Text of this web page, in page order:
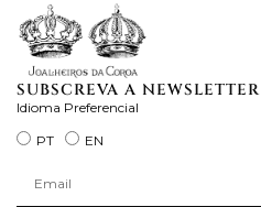
SUBSCREVA A NEWSLETTER
Idioma Preferencial
PT
EN